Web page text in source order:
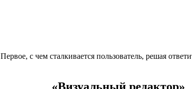
Первое, с чем сталкивается пользователь, решая